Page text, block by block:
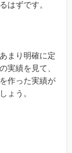
はずです。
まり明確に定
実績を見て、
作った実績が
ょう。